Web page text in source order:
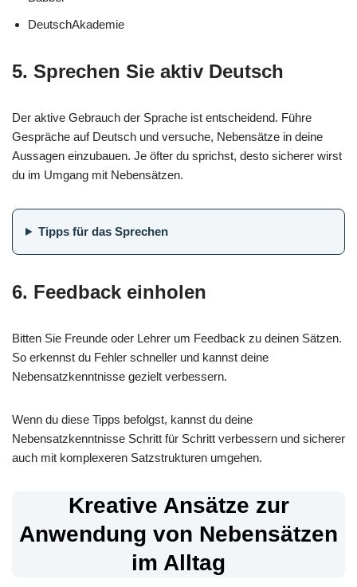
DeutschAkademie
5. Sprechen Sie aktiv Deutsch
Der aktive Gebrauch der Sprache ist entscheidend. Führe
Gespräche auf Deutsch und versuche, Nebensätze in deine
Aussagen einzubauen. Je öfter du sprichst, desto sicherer wirst
du im Umgang mit Nebensätzen.
Tipps für das Sprechen
6. Feedback einholen
Bitten Sie Freunde oder Lehrer um Feedback zu deinen Sätzen.
So erkennst du Fehler schneller und kannst deine
Nebensatzkenntnisse gezielt verbessern.
Wenn du diese Tipps befolgst, kannst du deine
Nebensatzkenntnisse Schritt für Schritt verbessern und sicherer
auch mit komplexeren Satzstrukturen umgehen.
Kreative Ansätze zur
Anwendung von Nebensätzen
im Alltag